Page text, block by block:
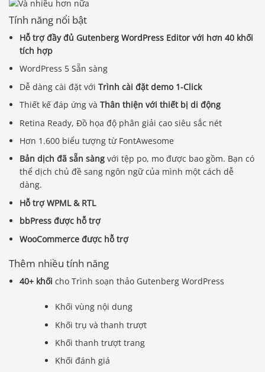
Tính năng nổi bật
Hỗ trợ đầy đủ Gutenberg WordPress Editor với hơn 40 khối
tích hợp
WordPress 5 Sẵn sàng
Dễ dàng cài đặt vớiTrình cài đặt demo 1-Click
Thiết kế đáp ứng vàThân thiện với thiết bị di động
Retina Ready, Đồ họa độ phân giải cao siêu sắc nét
Hơn 1.600 biểu tượng từ FontAwesome
Bản dịch đã sẵn sàng với tệp po, mo được bao gồm. Bạn có
thể dịch chủ đề sang ngôn ngữ của mình một cách dễ
dàng.
Hỗ trợ WPML & RTL
bbPress được hỗ trợ
WooCommerce được hỗ trợ
Thêm nhiều tính năng
40+ khối cho Trình soạn thảo Gutenberg WordPress
Khối vùng nội dung
Khối trụ và thanh trượt
Khối thanh trượt trang
Khối đánh giá